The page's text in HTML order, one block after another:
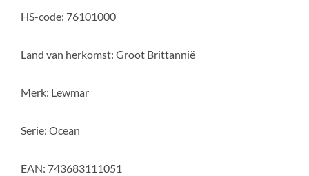
HS-code: 76101000
Land van herkomst: Groot Brittannië
Merk: Lewmar
Serie: Ocean
EAN: 743683111051